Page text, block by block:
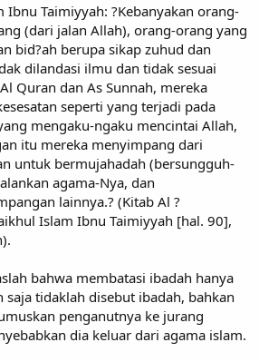
Ibnu Taimiyyah: ?Kebanyakan orang-
(dari jalan Allah), orang-orang yang
bid?ah berupa sikap zuhud dan
dilandasi ilmu dan tidak sesuai
Quran dan As Sunnah, mereka
seperti yang terjadi pada
mengaku-ngaku mencintai Allah,
itu mereka menyimpang dari
untuk bermujahadah (bersungguh-
agama-Nya, dan
lainnya.? (Kitab Al ?
Islam Ibnu Taimiyyah [hal. 90],
bahwa membatasi ibadah hanya
saja tidaklah disebut ibadah, bahkan
penganutnya ke jurang
dia keluar dari agama islam.